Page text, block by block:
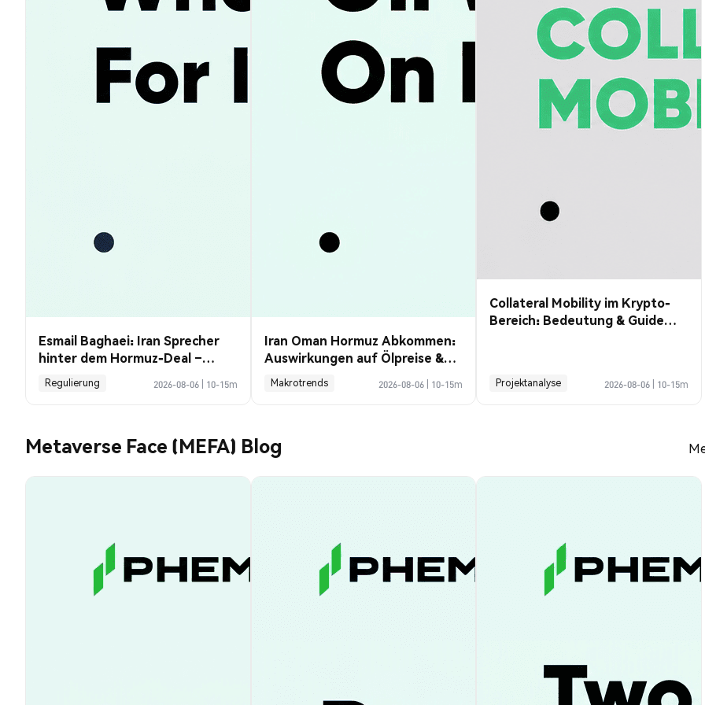
Esmail Baghaei: Iran Sprecher
hinter dem Hormuz-Deal –
Profile Guide
Regulierung 2026-08-06 10-15m
Iran Oman Hormuz Abkommen:
Auswirkungen auf Ölpreise &
Bitcoin Prognose
Makrotrends 2026-08-06 10-15m
Collateral Mobility im Krypto-
Bereich: Bedeutung & Guide
Projektanalyse 2026-08-06 10-15m
Metaverse Face (MEFA) Blog